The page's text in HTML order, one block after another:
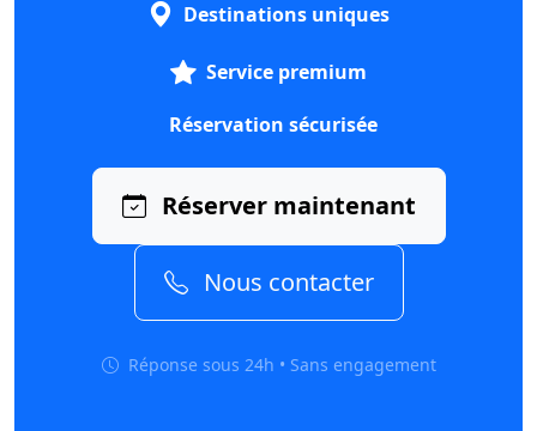
Destinations uniques
Service premium
Réservation sécurisée
Réserver maintenant
Nous contacter
Réponse sous 24h • Sans engagement